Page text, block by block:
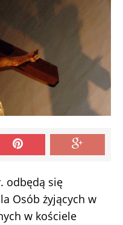
odbędą się
Osób żyjących w
w kościele